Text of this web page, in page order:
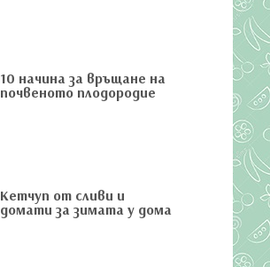
10 начина за връщане на
почвеното плодородие
Кетчуп от сливи и
домати за зимата у дома